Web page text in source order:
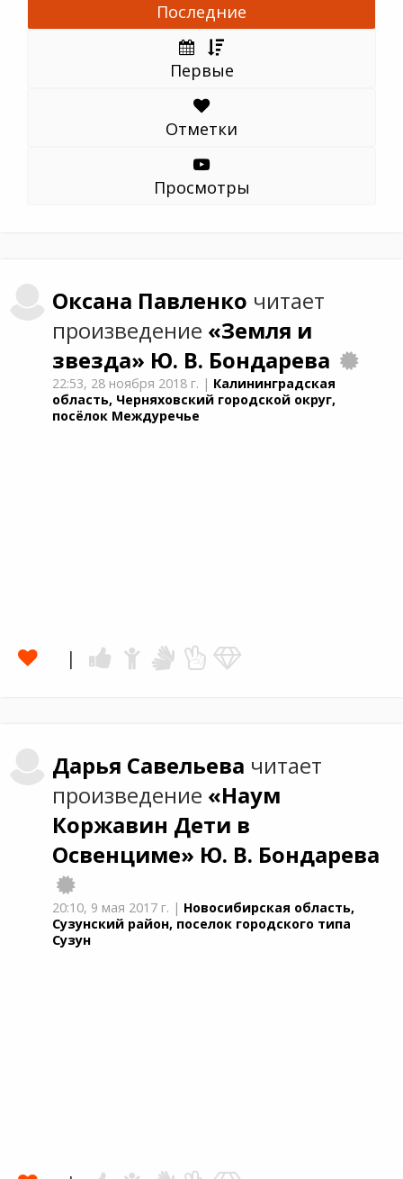
Последние
Первые
Отметки
Просмотры
Оксана Павленко читает
произведение «Земля и
звезда» Ю. В. Бондарева
22:53, 28 ноября 2018 г. | Калининградская
область, Черняховский городской округ,
посёлок Междуречье
Дарья Савельева читает
произведение «Наум
Коржавин Дети в
Освенциме» Ю. В. Бондарева
20:10, 9 мая 2017 г. | Новосибирская область,
Сузунский район, поселок городского типа
Сузун